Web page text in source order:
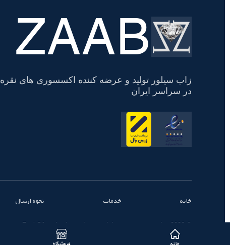
تسویه
حساب ZAAB
زاب سیلور تولید و عرضه کننده اکسسوری های نقره
در سراسر ایران
خانه خدمات نحوه ارسال
© 2026 تمامی حقوق محفوظ است - زاب سیلور | ZaabSilver